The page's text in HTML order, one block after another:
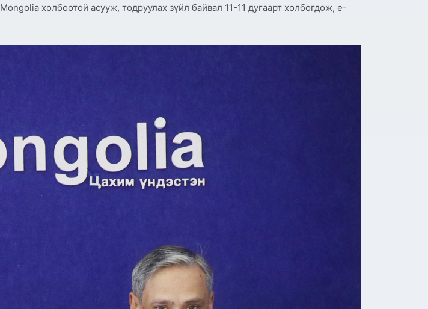
холбоотой асууж, тодруулах зүйл байвал 11-11 дугаарт холбогдож, e-